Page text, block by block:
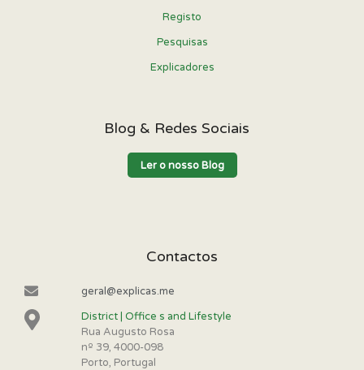
Registo
Pesquisas
Explicadores
Blog & Redes Sociais
Ler o nosso Blog
Contactos
geral@explicas.me
District | Office s and Lifestyle
Rua Augusto Rosa
nº 39, 4000-098
Porto, Portugal